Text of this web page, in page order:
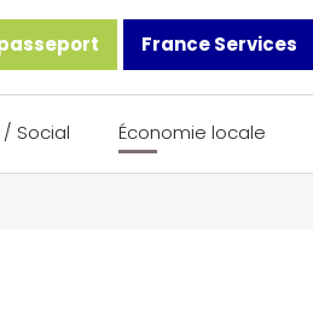
France Services
Social Économie locale